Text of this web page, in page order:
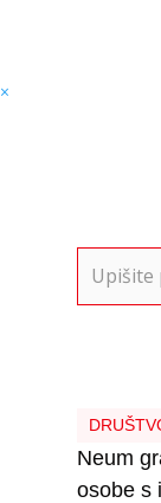
×
for:
Neum
osobe s